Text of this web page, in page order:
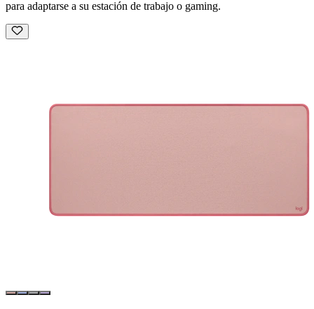
para adaptarse a su estación de trabajo o gaming.